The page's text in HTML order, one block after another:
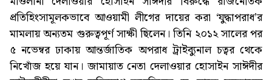
প্রতিহিংসামূলকভাবে আওয়ামী লীগের দায়ের করা ‘যুদ্ধাপরাধ’র
মামলায় অন্যতম গুরুত্বপূর্ণ সাক্ষী ছিলেন। তিনি ২০১২ সালের পর
৫ নভেম্বর ঢাকায় আন্তর্জাতিক অপরাধ ট্রাইব্যুনাল চত্বর থেকে
নিখোঁজ হয়ে যান। জামায়াত নেতা দেলাওয়ার হোসাইন সাঈদীর